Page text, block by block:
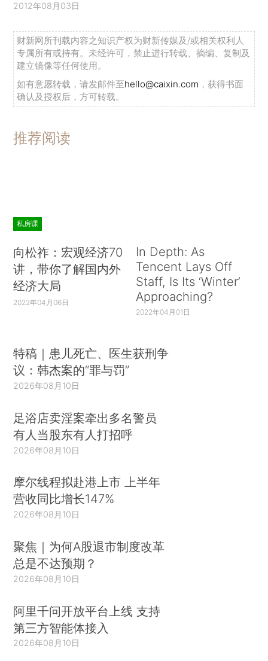
2012年08月03日
财新网所刊载内容之知识产权为财新传媒及/或相关权利人
专属所有或持有。未经许可，禁止进行转载、摘编、复制及
建立镜像等任何使用。
如有意愿转载，请发邮件至hello@caixin.com ，获得书面
确认及授权后，方可转载。
推荐阅读
私房课
向松祚：宏观经济70
讲，带你了解国内外
经济大局
2022年04月06日
In Depth: As
Tencent Lays Off
Staff, Is Its ‘Winter’
Approaching?
2022年04月01日
特稿｜患儿死亡、医生获刑争
议：韩杰案的“罪与罚”
2026年08月10日
足浴店卖淫案牵出多名警员
有人当股东有人打招呼
2026年08月10日
摩尔线程拟赴港上市 上半年
营收同比增长147%
2026年08月10日
聚焦｜为何A股退市制度改革
总是不达预期？
2026年08月10日
阿里千问开放平台上线 支持
第三方智能体接入
2026年08月10日